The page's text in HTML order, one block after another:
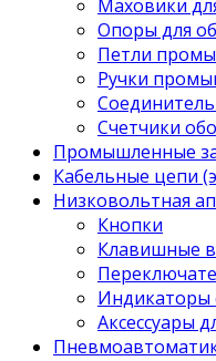
Маховики
Опоры для
Петли
Ручки
Счетчики
Промышленные
Кабельные цепи
Низковольтная
Кнопки
Клавишные
Индикаторы
Аксессуары